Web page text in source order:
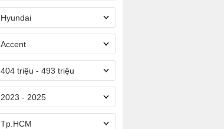
Hyundai
Accent
404 triệu - 493 triệu
2023 - 2025
Tp.HCM